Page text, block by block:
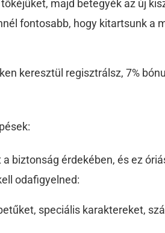
majd betegyék az új
fontosabb, hogy kitartsunk a
keresztül regisztrálsz, 7%
biztonság érdekében, és ez
odafigyelned:
speciális karaktereket,